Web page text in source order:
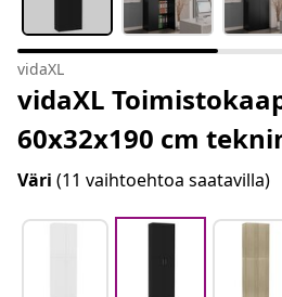
vidaXL
vidaXL
60x32x190 cm
Väri (11 vaihtoehtoa saatavilla)